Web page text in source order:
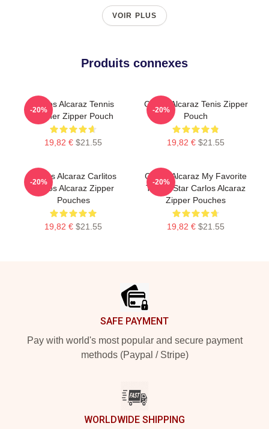
VOIR PLUS
Produits connexes
Carlos Alcaraz Tennis
Winner Zipper Pouch
19,82 € $21.55
-20%
Carlos Alcaraz Tenis Zipper
Pouch
19,82 € $21.55
-20%
Carlos Alcaraz Carlitos
Carlos Alcaraz Zipper
Pouches
19,82 € $21.55
-20%
Carlos Alcaraz My Favorite
Tennis Star Carlos Alcaraz
Zipper Pouches
19,82 € $21.55
-20%
SAFE PAYMENT
Pay with world's most popular and secure payment
methods (Paypal / Stripe)
WORLDWIDE SHIPPING